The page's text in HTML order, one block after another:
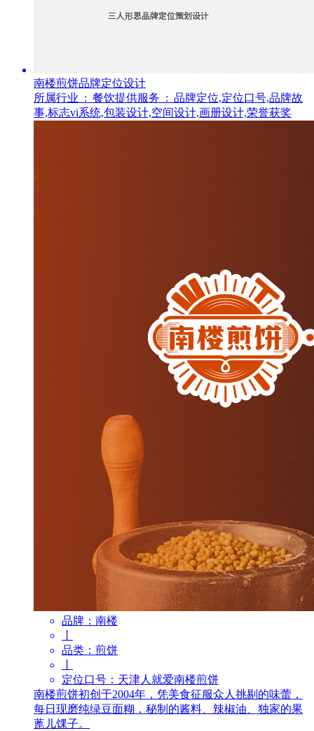
南楼煎饼品牌定位设计
所属行业 : 餐饮提供服务 : 品牌定位,定位口号,品牌故
事,标志vi系统,包装设计,空间设计,画册设计,荣誉获奖
品牌： 南楼
品类： 煎饼
定位口号： 天津人就爱南楼煎饼
南楼煎饼初创于2004年，凭美食征服众人挑剔的味蕾，
每日现磨纯绿豆面糊，秘制的酱料、辣椒油、独家的果
蓖儿馃子。